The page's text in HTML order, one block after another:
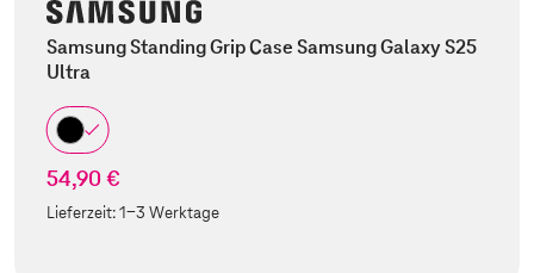
Samsung Standing Grip Case Samsung Galaxy S25
Ultra
54,90 €
Lieferzeit:1-3 Werktage